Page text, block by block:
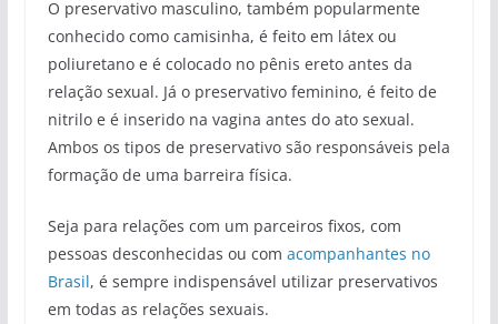
O preservativo masculino, também popularmente
conhecido como camisinha, é feito em látex ou
poliuretano e é colocado no pênis ereto antes da
relação sexual. Já o preservativo feminino, é feito de
nitrilo e é inserido na vagina antes do ato sexual.
Ambos os tipos de preservativo são responsáveis pela
formação de uma barreira física.
Seja para relações com um parceiros fixos, com
pessoas desconhecidas ou com acompanhantes no
Brasil, é sempre indispensável utilizar preservativos
em todas as relações sexuais.